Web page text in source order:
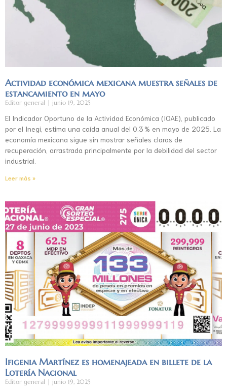
Actividad económica mexicana muestra señales de
estancamiento en mayo
Editor general junio 19, 2025
El Indicador Oportuno de la Actividad Económica (IOAE), publicado
por el Inegi, estima una caída anual del 0.3 % en mayo de 2025. La
economía mexicana sigue sin mostrar señales claras de
recuperación, arrastrada principalmente por la debilidad del sector
industrial.
Leer más »
Ifigenia Martínez es homenajeada en billete de la
Lotería Nacional
Editor general junio 19, 2025